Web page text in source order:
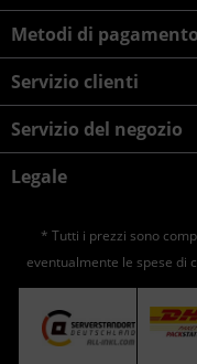
Metodi di pagamento
Servizio clienti
Servizio del negozio
Legale
* Tutti i prezzi sono
eventualmente le spese di